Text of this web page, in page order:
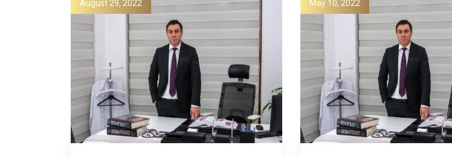
August 29, 2022 May 10, 2022